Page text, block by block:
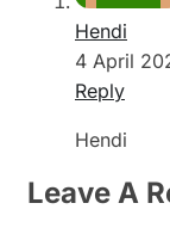
Hendi
4 April
Reply
Hendi
Leave A